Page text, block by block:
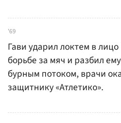
'69
Гави ударил локтем в
борьбе за мяч и разбил
бурным потоком, врачи
защитнику «Атлетико».